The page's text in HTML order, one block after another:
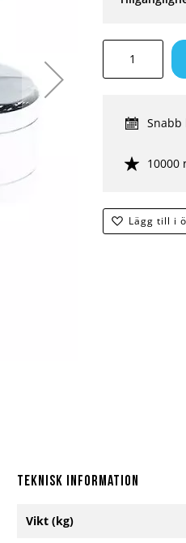
Lägg till i
Snabb
10000
Teknisk information
information
Vikt (kg)